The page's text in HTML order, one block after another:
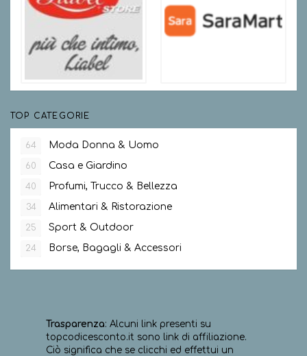
TOP CATEGORIE
64 Moda Donna & Uomo
60 Casa e Giardino
40 Profumi, Trucco & Bellezza
34 Alimentari & Ristorazione
25 Sport & Outdoor
24 Borse, Bagagli & Accessori
Trasparenza: Alcuni link presenti su
topcodicesconto.it sono link di affiliazione.
Ciò significa che se clicchi ed effettui un